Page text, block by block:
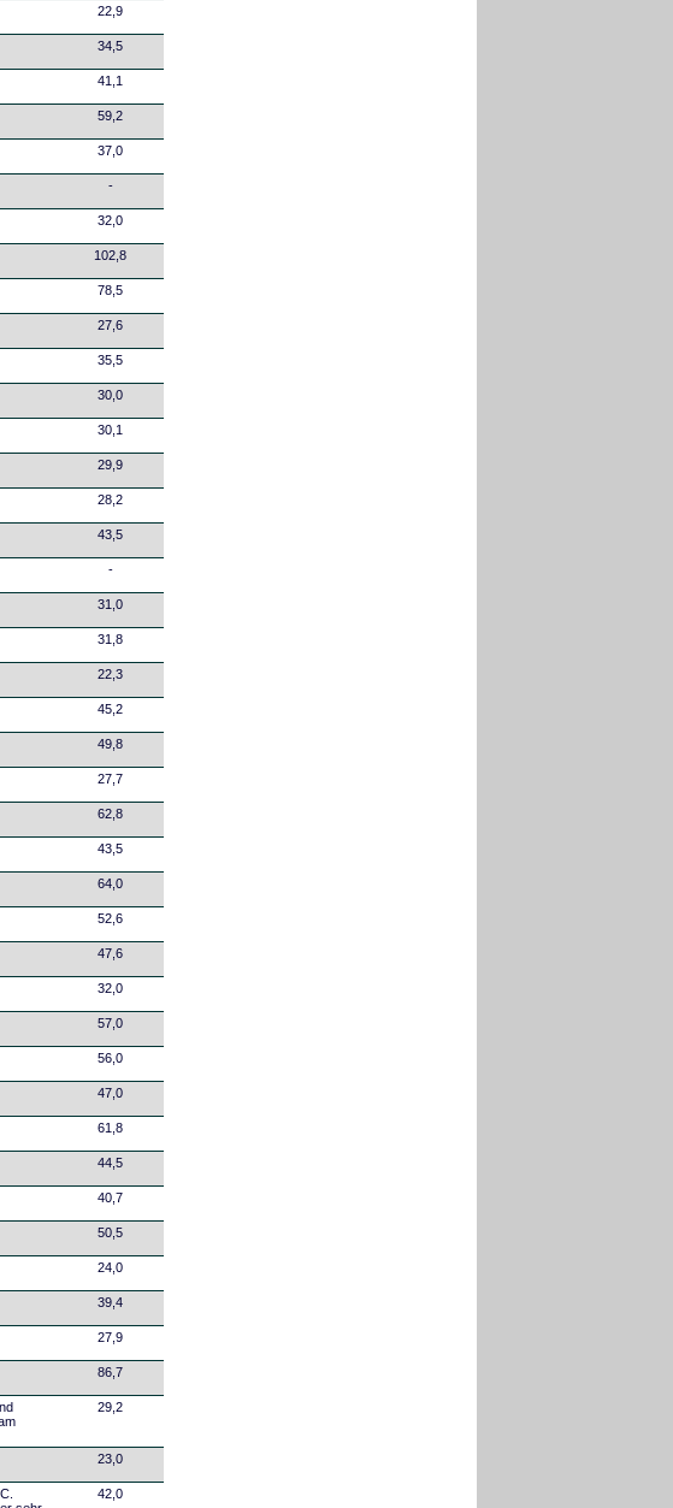
22,9
34,5
41,1
59,2
37,0
-
32,0
102,8
78,5
27,6
35,5
30,0
30,1
29,9
28,2
43,5
-
31,0
31,8
22,3
45,2
49,8
27,7
62,8
43,5
64,0
52,6
47,6
32,0
57,0
56,0
47,0
61,8
44,5
40,7
50,5
24,0
39,4
27,9
86,7
29,2
23,0
42,0